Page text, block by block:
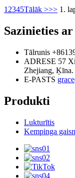
12345Tālāk >>> 1.
Sazinieties
Tālrunis
ADRESE 57
Zhejiang, Ķīna.
E-PASTS
Produkti
Lukturītis
Kempinga